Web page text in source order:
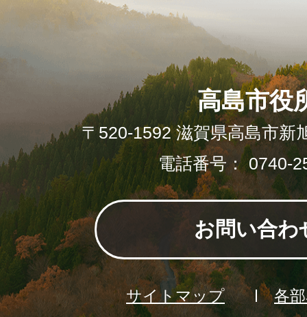
高島市役
〒520-1592 滋賀県高島市新
電話番号： 0740-
お問い合わ
サイトマップ
各